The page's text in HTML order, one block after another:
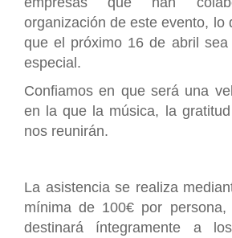
organización de este evento, lo
que el próximo 16 de abril
especial.
Confiamos en que será una
en la que la música, la
nos reunirán.
La asistencia se realiza
mínima de 100€ por
destinará íntegramente a